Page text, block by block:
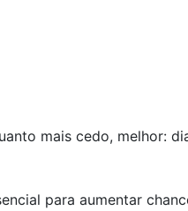
mais cedo, melhor:
para aumentar